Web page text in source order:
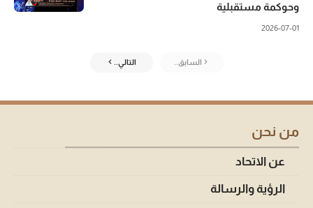
وحوكمة مستقبلية
2026-07-01
السابق.. التالي..
من نحن
عن الاتحاد
الرؤية والرسالة